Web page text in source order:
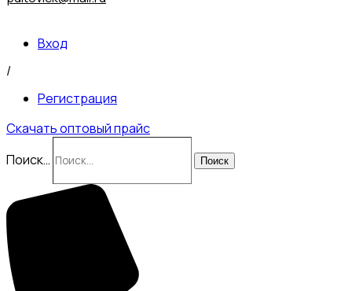
Вход
/
Регистрация
Скачать оптовый прайс
Поиск…
Поиск